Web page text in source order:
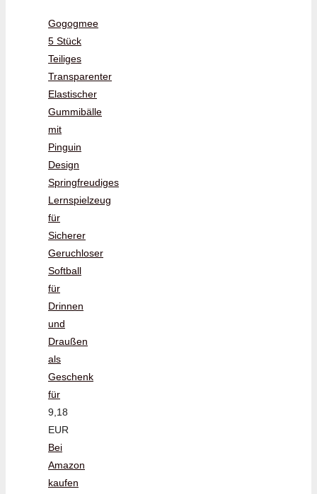
Gogogmee
5 Stück
Teiliges
Transparenter
Elastischer
Gummibälle
mit
Pinguin
Design
Springfreudiges
Lernspielzeug
für
Sicherer
Geruchloser
Softball
für
Drinnen
und
Draußen
als
Geschenk
für
9,18
EUR
Bei
Amazon
kaufen